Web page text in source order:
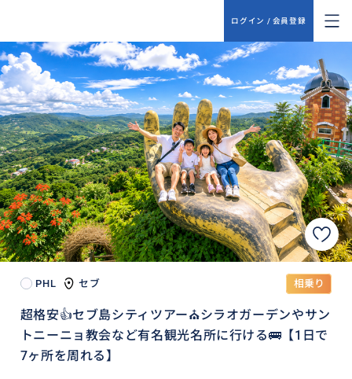
ログイン / 会員登録
PHL セブ 相乗り
超格安👍セブ島シティツアー⛪シラオガーデンやサン
トニーニョ教会など有名観光名所に行ける🚌【1日で
7ヶ所を周れる】